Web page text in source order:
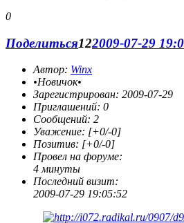
0
Поделиться122009-07-29
Автор: Winx
•Новичок•
Зарегистрирован: 2009-07-29
Приглашений: 0
Сообщений: 2
Уважение: [+0/-0]
Позитив: [+0/-0]
Провел на форуме:
4 минуты
Последний визит:
2009-07-29 19:05:52